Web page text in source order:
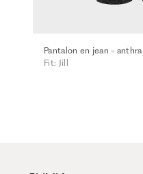
Pantalon en jean - anthra
Fit: Jill